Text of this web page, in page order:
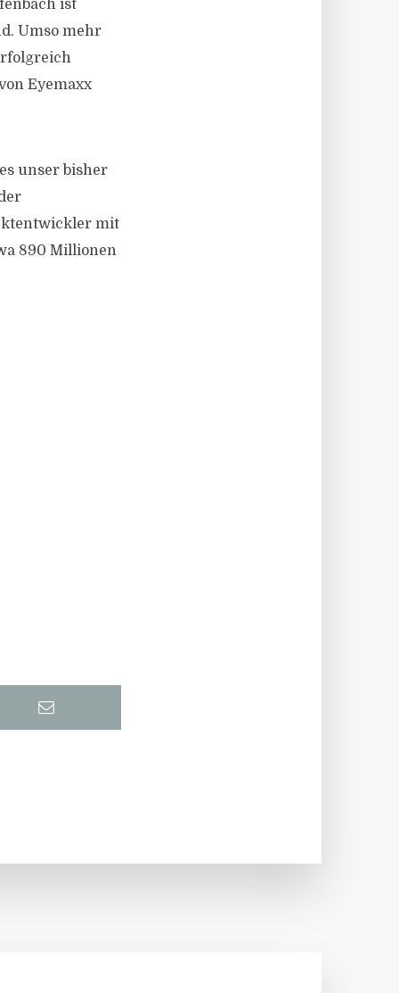
ist
Umso mehr
Eyemaxx
unser bisher
mit
890 Millionen